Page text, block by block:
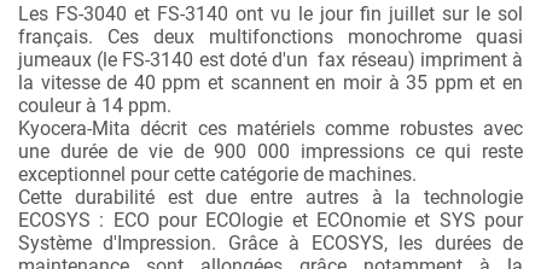
Les FS-3040 et FS-3140 ont vu le jour fin juillet sur le sol
français. Ces deux multifonctions monochrome quasi
jumeaux (le FS-3140 est doté d'un fax réseau) impriment à
la vitesse de 40 ppm et scannent en moir à 35 ppm et en
couleur à 14 ppm.
Kyocera-Mita décrit ces matériels comme robustes avec
une durée de vie de 900 000 impressions ce qui reste
exceptionnel pour cette catégorie de machines.
Cette durabilité est due entre autres à la technologie
ECOSYS : ECO pour ECOlogie et ECOnomie et SYS pour
Système d'Impression. Grâce à ECOSYS, les durées de